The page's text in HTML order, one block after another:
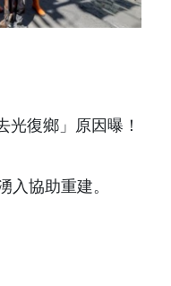
入協助重建。